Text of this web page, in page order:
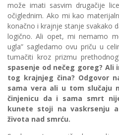
može imati sasvim drugačije
očiglednim. Ako mi kao
konačno i krajnje stanje svakako
logično. Ali opet, mi nemamo
ugla” sagledamo ovu priču u
tumačiti kroz prizmu
spasenje od nečeg goreg? Ali
tog krajnjeg čina? Odgovor
sama vera ali u tom slučaju
činjenicu da i sama smrt
kunete stoji na vaskrsenju
života nad smrću.